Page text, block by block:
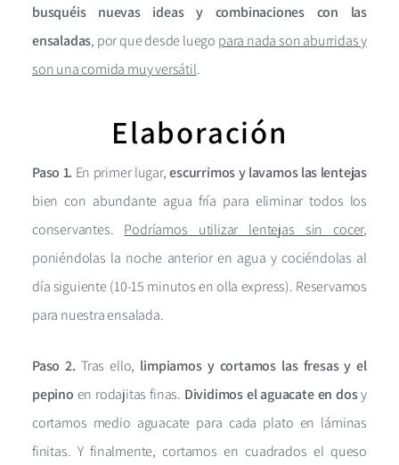
busquéis nuevas ideas y combinaciones con las
ensaladas, por que desde luego para nada son aburridas y
son una comida muy versátil.
Elaboración
Paso 1. En primer lugar,escurrimos y lavamos las lentejas
bien con abundante agua fría para eliminar todos los
conservantes. Podríamos utilizar lentejas sin cocer,
poniéndolas la noche anterior en agua y cociéndolas al
día siguiente (10-15 minutos en olla express). Reservamos
para nuestra ensalada.
Paso 2. Tras ello, limpiamos y cortamos las fresas y el
pepino en rodajitas finas. Dividimos el aguacate en dosy
cortamos medio aguacate para cada plato en láminas
finitas. Y finalmente, cortamos en cuadrados el queso